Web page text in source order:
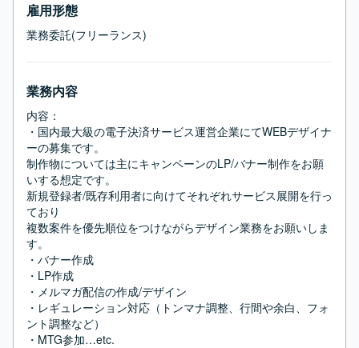
雇用形態
業務委託(フリーランス)
業務内容
内容：
・国内最大級の電子決済サービス運営企業にてWEBデザイナ
ーの募集です。
制作物については主にキャンペーンのLP/バナー制作をお願
いする想定です。
新規登録者/既存利用者に向けてそれぞれサービス展開を行っ
ており
複数案件を優先順位をつけながらデザイン業務をお願いしま
す。
・バナー作成
・LP作成
・メルマガ配信の作成/デザイン
・レギュレーション対応（トンマナ調整、行間や余白、フォ
ント調整など）
・MTG参加…etc.